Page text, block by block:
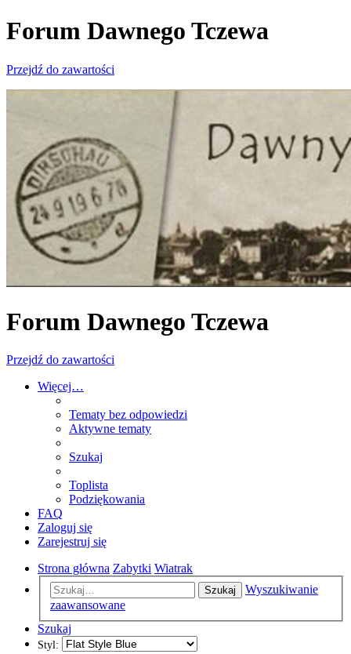
Forum Dawnego Tczewa
Przejdź do zawartości
Forum Dawnego Tczewa
Przejdź do zawartości
Więcej…
Tematy bez odpowiedzi
Aktywne tematy
Szukaj
Toplista
Podziękowania
FAQ
Zaloguj się
Zarejestruj się
Strona główna Zabytki Wiatrak
Szukaj
Wyszukiwanie
zaawansowane
Szukaj
Styl: